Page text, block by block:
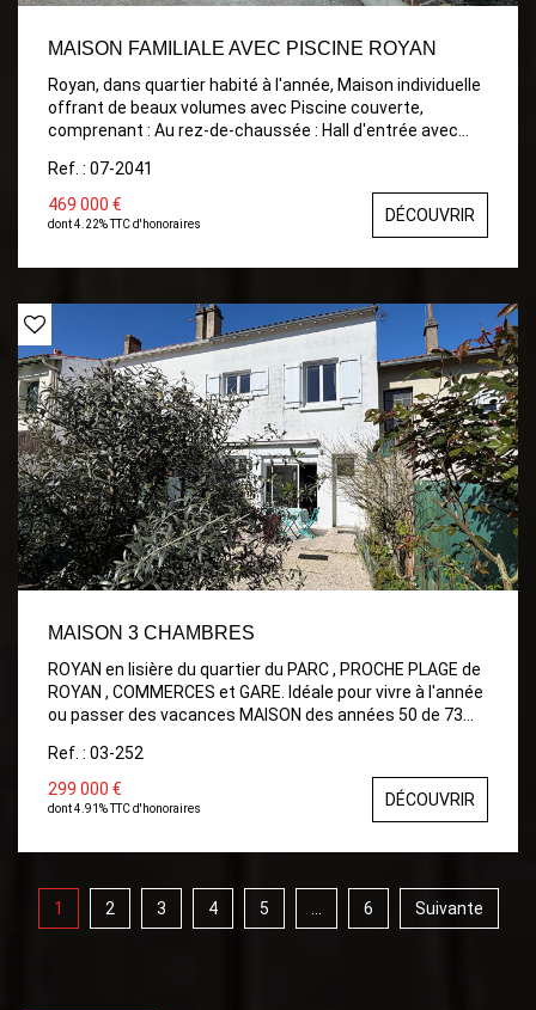
MAISON FAMILIALE AVEC PISCINE ROYAN
Royan, dans quartier habité à l'année, Maison individuelle
offrant de beaux volumes avec Piscine couverte,
comprenant : Au rez-de-chaussée : Hall d'entrée avec
donnant sur la piscine couverte, et le jardin, Une chambre
avec dressing, Une salle de bains, WC indépendant. À
l'étage : Un palier desservant deux chambres, Une salle
chaussée Chauffage électrique à l'étage Garage avec
Ref. : 07-2041
469 000 €
dont 4.22% TTC d'honoraires DÉCOUVRIR
MAISON 3 CHAMBRES
ROYAN en lisière du quartier du PARC , PROCHE PLAGE de
ROYAN , COMMERCES et GARE. Idéale pour vivre à l'année
ou passer des vacances MAISON des années 50 de 73
ouverte aménagée ouvrant sur Jardin intime, A l'étage:
Bel escalier en bois d'époque, palier desservant 3
Chambres et Salle d'eau wc avec fenêtre. Terrasse
dépendances au fond du Jardin. TOITURE refaite.
Ref. : 03-252
299 000 €
dont 4.91% TTC d'honoraires DÉCOUVRIR
1 2 3 4 5 6 Suivante